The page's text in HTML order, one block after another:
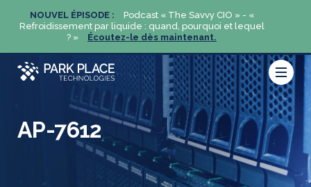
NOUVEL ÉPISODE :
Podcast « The Savvy CIO » - «
Refroidissement par liquide : quand, pourquoi et lequel
? »
Écoutez-le dès maintenant.
AP-7612